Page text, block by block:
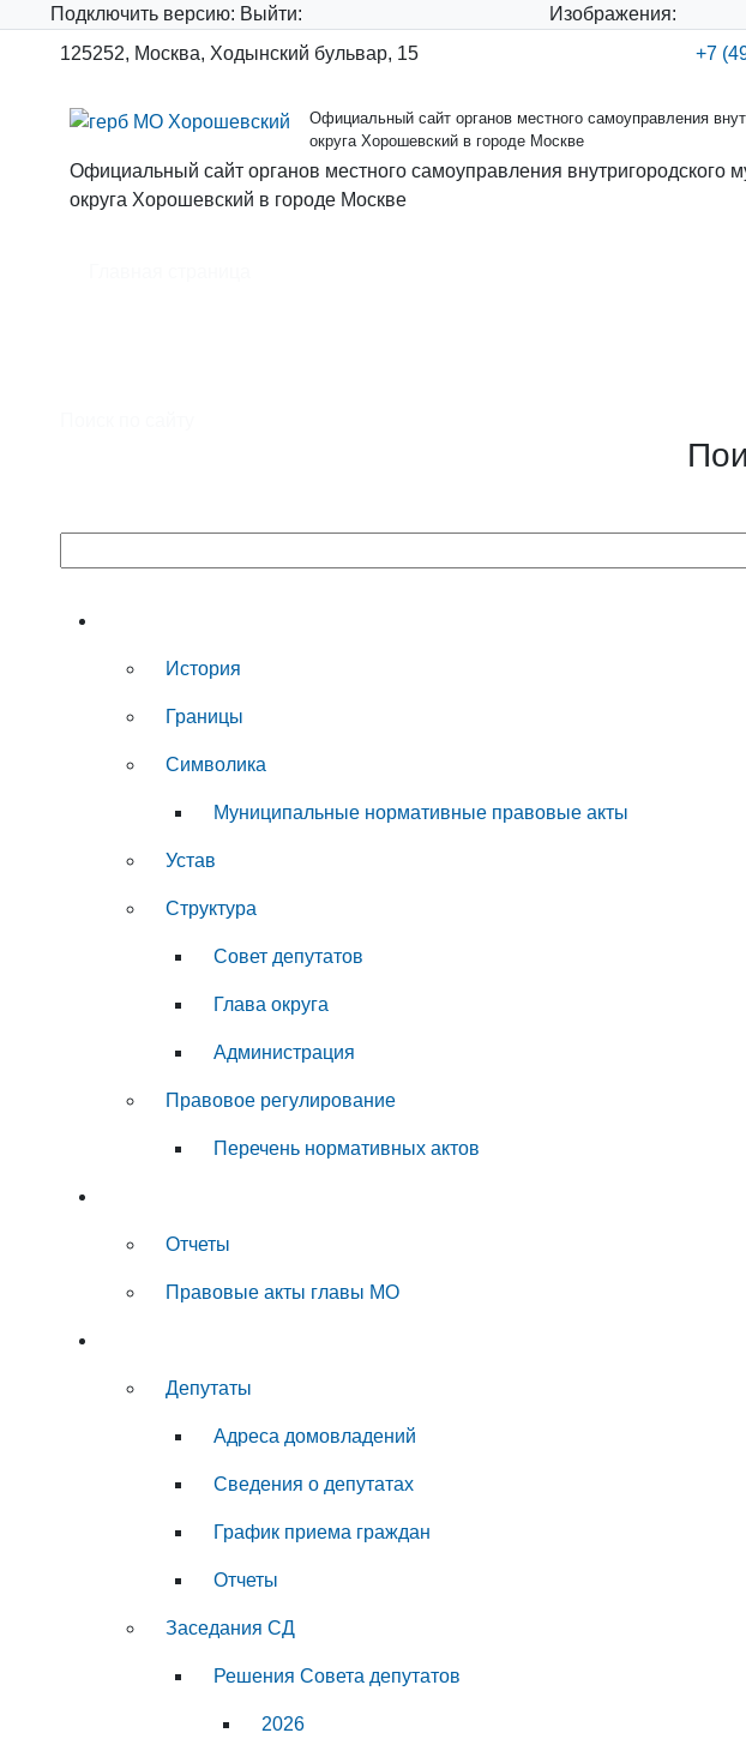
Подключить версию: Выйти: Изображения:
125252, Москва, Ходынский бульвар, 15
+7
Официальный сайт органов местного самоуправления
округа Хорошевский в городе Москве
Официальный сайт органов местного самоуправления внутригородского
округа Хорошевский в городе Москве
История
Границы
Символика
Муниципальные нормативные правовые акты
Устав
Структура
Совет депутатов
Глава округа
Администрация
Правовое регулирование
Перечень нормативных актов
Отчеты
Правовые акты главы МО
Депутаты
Адреса домовладений
Сведения о депутатах
График приема граждан
Отчеты
Заседания СД
Решения Совета депутатов
2026